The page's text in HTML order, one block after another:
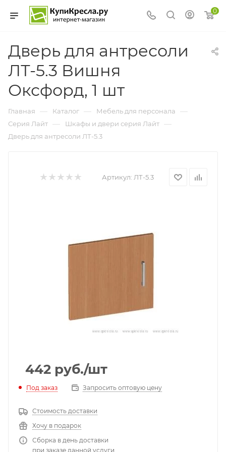
0
Дверь для антресоли
ЛТ-5.3 Вишня
Оксфорд, 1 шт
Главная — Каталог — Мебель для персонала —
Серия Лайт — Шкафы и двери серия Лайт —
Дверь для антресоли ЛТ-5.3
Артикул: ЛТ-5.3
442 руб./шт
Под заказ Запросить оптовую цену
Стоимость доставки
Хочу в подарок
Сборка в день доставки
при заказе данной услуги